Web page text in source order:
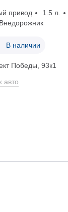
привод 1.5 л.
Внедорожник
В наличии
Победы, 93к1
авто